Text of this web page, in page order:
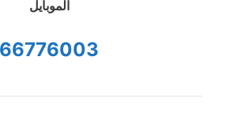
الموبايل
66776003